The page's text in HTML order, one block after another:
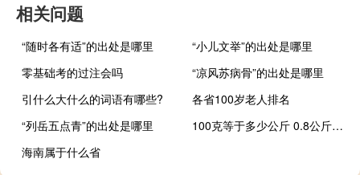
相关问题
“随时各有适”的出处是哪里
“小儿文举”的出处是哪里
零基础考的过注会吗
“凉风苏病骨”的出处是哪里
引什么大什么的词语有哪些?
各省100岁老人排名
“列岳五点青”的出处是哪里
100克等于多少公斤 0.8公斤等于多少克
海南属于什么省